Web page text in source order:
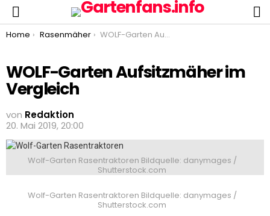
You are here:
Home Rasenmäher WOLF-Garten Aufsitzmäher im Vergleich
WOLF-Garten Aufsitzmäher im
Vergleich
von Redaktion
20. Mai 2019, 20:00
Wolf-Garten Rasentraktoren Bildquelle: danymages /
Shutterstock.com
Wolf-Garten Rasentraktoren Bildquelle: danymages /
Shutterstock.com